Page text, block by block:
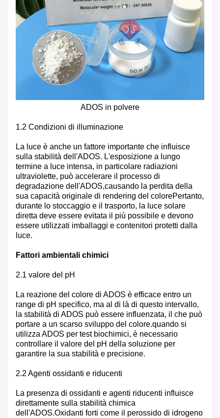
ADOS in polvere
1.2 Condizioni di illuminazione
La luce è anche un fattore importante che influisce
sulla stabilità dell'ADOS. L'esposizione a lungo
termine a luce intensa, in particolare radiazioni
ultraviolette, può accelerare il processo di
degradazione dell'ADOS,causando la perdita della
sua capacità originale di rendering del colorePertanto,
durante lo stoccaggio e il trasporto, la luce solare
diretta deve essere evitata il più possibile e devono
essere utilizzati imballaggi e contenitori protetti dalla
luce.
Fattori ambientali chimici
2.1 valore del pH
La reazione del colore di ADOS è efficace entro un
range di pH specifico, ma al di là di questo intervallo,
la stabilità di ADOS può essere influenzata, il che può
portare a un scarso sviluppo del colore.quando si
utilizza ADOS per test biochimici, è necessario
controllare il valore del pH della soluzione per
garantire la sua stabilità e precisione.
2.2 Agenti ossidanti e riducenti
La presenza di ossidanti e agenti riducenti influisce
direttamente sulla stabilità chimica
dell'ADOS.Oxidanti forti come il perossido di idrogeno